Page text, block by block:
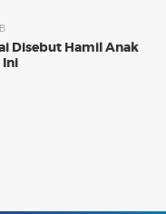
Disebut Hamil Anak
Ini